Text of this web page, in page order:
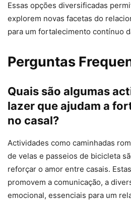
Essas opções diversificadas
explorem novas facetas do
para um fortalecimento contínuo
Perguntas
Quais são algumas
lazer que ajudam a
no casal?
Actividades como caminhadas
de velas e passeios de bicicleta
reforçar o amor entre casais.
promovem a comunicação, a
emocional, essenciais para um